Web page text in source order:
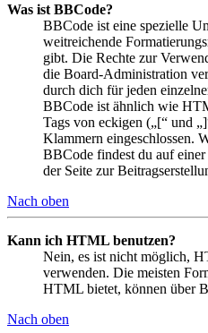
Was ist BBCode?
BBCode ist eine spezielle
weitreichende
gibt. Die Rechte zur
die Board-Administration
durch dich für jeden
BBCode ist ähnlich wie
Tags von eckigen („[“ und
Klammern eingeschlossen.
BBCode findest du auf
der Seite zur
Nach oben
Kann ich HTML benutzen?
Nein, es ist nicht möglich,
verwenden. Die meisten
HTML bietet, können über
Nach oben